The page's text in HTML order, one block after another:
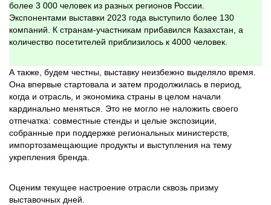
более 3 000 человек из разных регионов России.
Экспонентами выставки 2023 года выступило более 130
компаний. К странам-участникам прибавился Казахстан, а
количество посетителей приблизилось к 4000 человек.
А также, будем честны, выставку неизбежно выделяло время.
Она впервые стартовала и затем продолжилась в период,
когда и отрасль, и экономика страны в целом начали
кардинально меняться. Это не могло не наложить своего
отпечатка: совместные стенды и целые экспозиции,
собранные при поддержке региональных министерств,
импортозамещающие продукты и выступления на тему
укрепления бренда.
Оценим текущее настроение отрасли сквозь призму
выставочных дней.